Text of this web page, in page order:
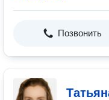
Позвонить